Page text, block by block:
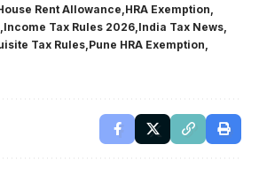
Rent Allowance HRA Exemption
Income Tax Rules 2026 India Tax News
Tax Rules Pune HRA Exemption